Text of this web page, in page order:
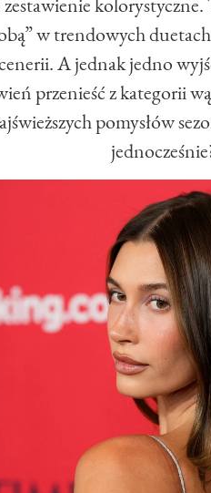
w trendowych
A jednak jedno
przenieść z kategorii
pomysłów